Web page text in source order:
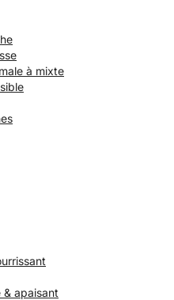
à mixte
apaisant